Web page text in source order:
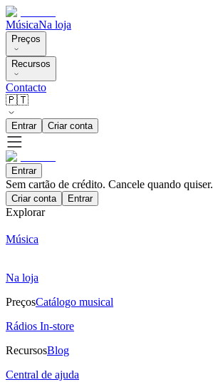
MúsicaNa loja
Preços
Recursos
Contacto
🇵🇹
Entrar Criar conta
Entrar
Sem cartão de crédito. Cancele quando quiser.
Criar conta Entrar
Explorar
Música
Na loja
PreçosCatálogo musical
Rádios In-store
RecursosBlog
Central de ajuda